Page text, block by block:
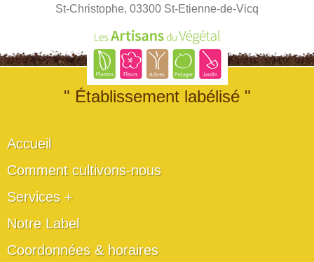
St-Christophe, 03300 St-Etienne-de-Vicq
" Établissement labélisé "
Accueil
Comment cultivons-nous
Services +
Notre Label
Coordonnées & horaires